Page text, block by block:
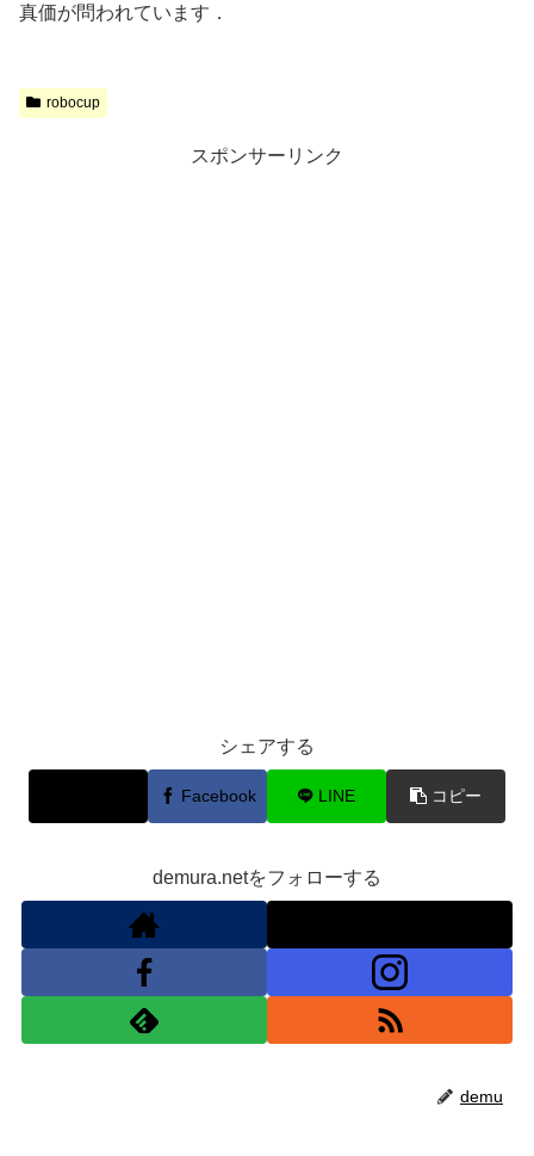
真価が問われています．
robocup
スポンサーリンク
シェアする
Facebook LINE コピー
demura.netをフォローする
demu